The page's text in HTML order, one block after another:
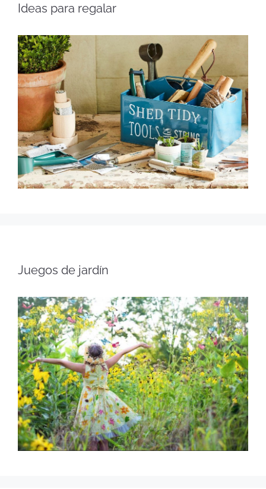
Ideas para regalar
Juegos de jardín